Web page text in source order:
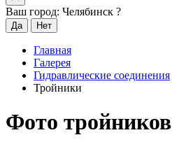
Ваш город: Челябинск ?
Да Нет
Главная
Галерея
Гидравлические соединения
Тройники
Фото тройников